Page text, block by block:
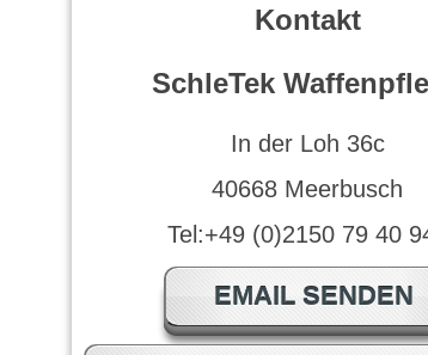
Kontakt
SchleTek
In der Loh 36c
40668 Meerbusch
Tel:+49 (0)2150 79 40
EMAIL SENDEN